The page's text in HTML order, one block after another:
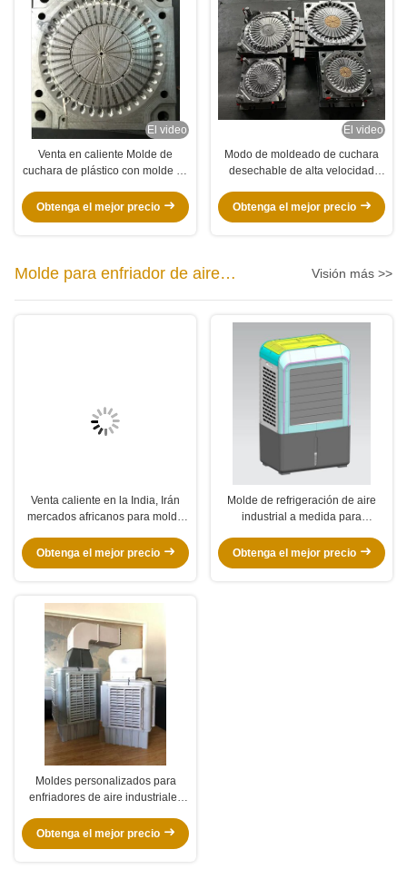
El video
Venta en caliente Molde de
cuchara de plástico con molde de
para correr en caliente o en frío
Obtenga el mejor precio
El video
Modo de moldeado de cuchara
desechable de alta velocidad
Obtenga el mejor precio
Molde para enfriador de aire
industrial
Visión más >>
Venta caliente en la India, Irán
mercados africanos para molde
de diferentes capacidades con
Obtenga el mejor precio
Molde de refrigeración de aire
industrial a medida para
Obtenga el mejor precio
Moldes personalizados para
enfriadores de aire industriales
soporte CAD/CAM para moldeo
por inyección eficiente
Obtenga el mejor precio